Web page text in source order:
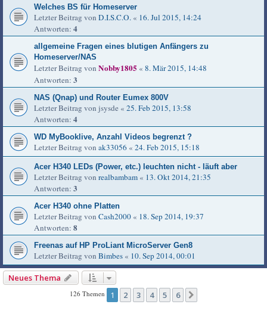
Welches BS für Homeserver
Letzter Beitrag von D.I.S.C.O. « 16. Jul 2015, 14:24
Antworten: 4
allgemeine Fragen eines blutigen Anfängers zu
Homeserver/NAS
Letzter Beitrag von Nobby1805 « 8. Mär 2015, 14:48
Antworten: 3
NAS (Qnap) und Router Eumex 800V
Letzter Beitrag von jsysde « 25. Feb 2015, 13:58
Antworten: 4
WD MyBooklive, Anzahl Videos begrenzt ?
Letzter Beitrag von ak33056 « 24. Feb 2015, 15:18
Acer H340 LEDs (Power, etc.) leuchten nicht - läuft aber
Letzter Beitrag von realbambam « 13. Okt 2014, 21:35
Antworten: 3
Acer H340 ohne Platten
Letzter Beitrag von Cash2000 « 18. Sep 2014, 19:37
Antworten: 8
Freenas auf HP ProLiant MicroServer Gen8
Letzter Beitrag von Bimbes « 10. Sep 2014, 00:01
Neues Thema
126 Themen 1 2 3 4 5 6